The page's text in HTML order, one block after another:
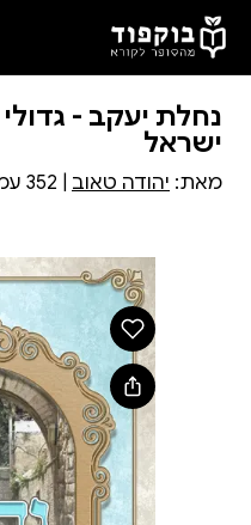
דלג לתוכן הראשי
נחלת יעקב -
ישראל
מאת: יהודה טאוב